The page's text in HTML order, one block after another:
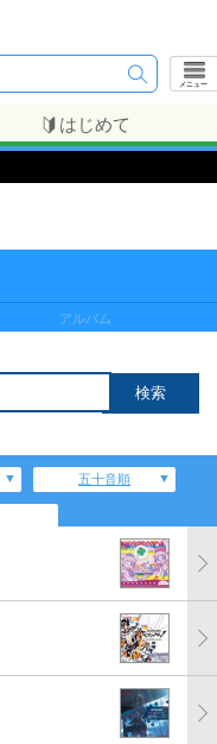
メニュー
はじめて
アルバム
五十音順